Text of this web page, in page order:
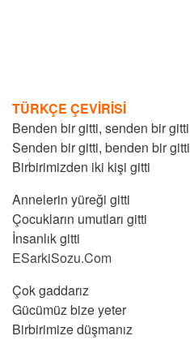
TÜRKÇE ÇEVİRİSİ
Benden bir gitti, senden bir gitti
Senden bir gitti, benden bir gitti
Birbirimizden iki kişi gitti
Annelerin yüreği gitti
Çocukların umutları gitti
İnsanlık gitti
ESarkiSozu.Com
Çok gaddarız
Gücümüz bize yeter
Birbirimize düşmanız